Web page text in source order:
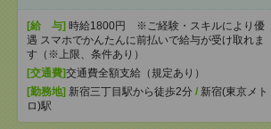
[給 与] 時給1800円 ※ご経験・スキルにより優
遇 スマホでかんたんに前払いで給与が受け取れま
す（※上限、条件あり）
[交通費]交通費全額支給（規定あり）
[勤務地] 新宿三丁目駅から徒歩2分 / 新宿(東京メト
ロ)駅